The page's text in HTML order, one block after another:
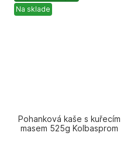
Na sklade
Pohanková kaše s kuřecím
masem 525g Kolbasprom